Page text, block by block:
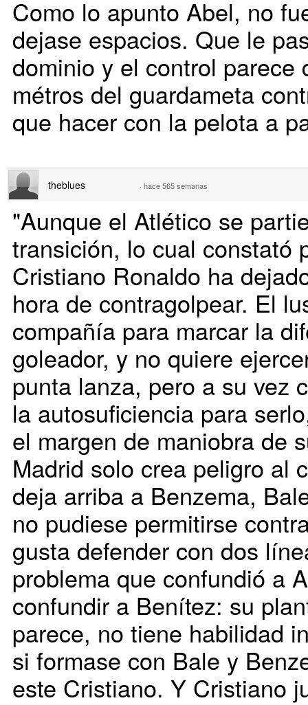
Como lo apunto Abel, no
dejase espacios. Que le
dominio y el control parece
métros del guardameta
que hacer con la pelota a
theblues · hace 565 semanas
"Aunque el Atlético se
transición, lo cual constató
Cristiano Ronaldo ha
hora de contragolpear. El
compañía para marcar la
goleador, y no quiere
punta lanza, pero a su vez
la autosuficiencia para
el margen de maniobra de
Madrid solo crea peligro al
deja arriba a Benzema,
no pudiese permitirse
gusta defender con dos
problema que confundió a
confundir a Benítez: su
parece, no tiene habilidad
si formase con Bale y
este Cristiano. Y Cristiano